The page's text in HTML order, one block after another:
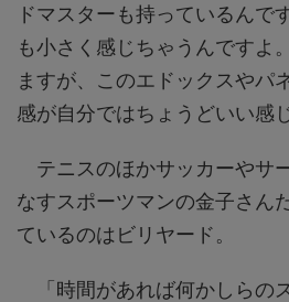
ドマスターも持っているんで
も小さく感じちゃうんですよ
ますが、このエドックスやパ
感が自分ではちょうどいい感
テニスのほかサッカーやサ
なすスポーツマンの金子さん
ているのはビリヤード。
「時間があれば何かしらの